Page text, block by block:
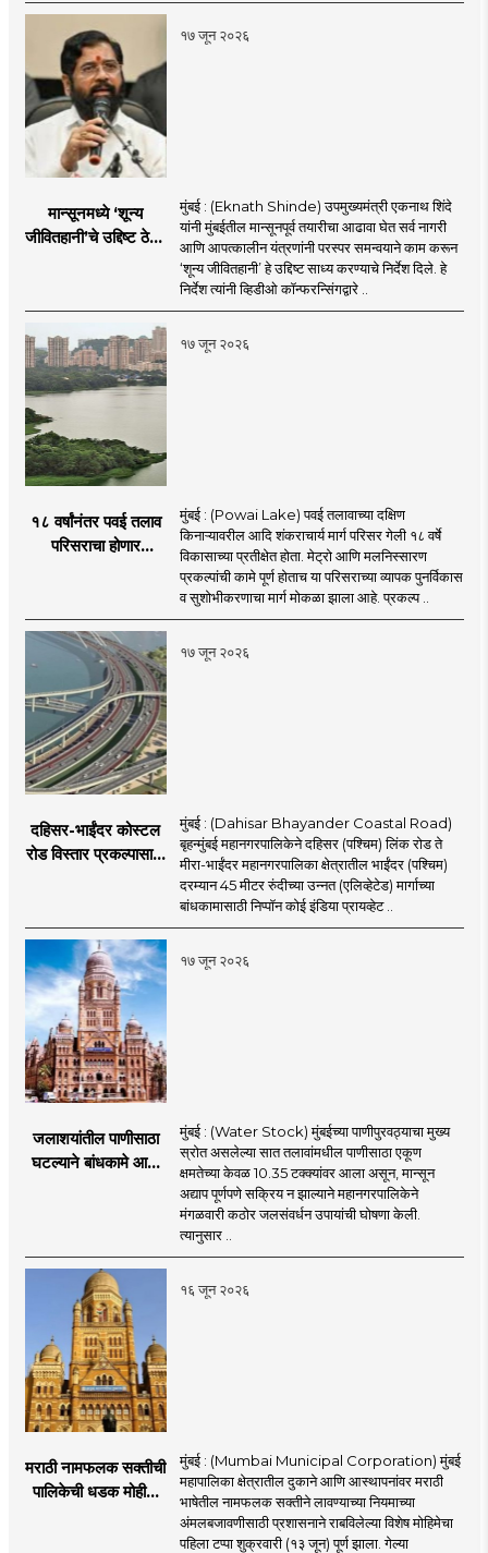
१७ जून २०२६
मान्सूनमध्ये ‘शून्य
जीवितहानी’चे उद्दिष्ट ठेवून
शिंदे
मुंबई : (Eknath Shinde) उपमुख्यमंत्री एकनाथ शिंदे
यांनी मुंबईतील मान्सूनपूर्व तयारीचा आढावा घेत सर्व नागरी
आणि आपत्कालीन यंत्रणांनी परस्पर समन्वयाने काम करून
‘शून्य जीवितहानी’ हे उद्दिष्ट साध्य करण्याचे निर्देश दिले. हे
निर्देश त्यांनी व्हिडीओ कॉन्फरन्सिंगद्वारे ..
१७ जून २०२६
१८ वर्षांनंतर पवई तलाव
परिसराचा होणार
सुरुवात;
मुंबई : (Powai Lake) पवई तलावाच्या दक्षिण
किनाऱ्यावरील आदि शंकराचार्य मार्ग परिसर गेली १८ वर्षे
विकासाच्या प्रतीक्षेत होता. मेट्रो आणि मलनिस्सारण
प्रकल्पांची कामे पूर्ण होताच या परिसराच्या व्यापक पुनर्विकास
व सुशोभीकरणाचा मार्ग मोकळा झाला आहे. प्रकल्प ..
१७ जून २०२६
दहिसर-भाईंदर कोस्टल
रोड विस्तार प्रकल्पासाठी
मंजुरीची प्रतीक्षा
मुंबई : (Dahisar Bhayander Coastal Road)
बृहन्मुंबई महानगरपालिकेने दहिसर (पश्चिम) लिंक रोड ते
मीरा-भाईंदर महानगरपालिका क्षेत्रातील भाईंदर (पश्चिम)
दरम्यान 45 मीटर रुंदीच्या उन्नत (एलिव्हेटेड) मार्गाच्या
बांधकामासाठी निप्पॉन कोई इंडिया प्रायव्हेट ..
१७ जून २०२६
जलाशयांतील पाणीसाठा
घटल्याने बांधकामे आणि
निर्बंध
मुंबई : (Water Stock) मुंबईच्या पाणीपुरवठ्याचा मुख्य
स्रोत असलेल्या सात तलावांमधील पाणीसाठा एकूण
क्षमतेच्या केवळ 10.35 टक्क्यांवर आला असून, मान्सून
अद्याप पूर्णपणे सक्रिय न झाल्याने महानगरपालिकेने
मंगळवारी कठोर जलसंवर्धन उपायांची घोषणा केली.
त्यानुसार ..
१६ जून २०२६
मराठी नामफलक सक्तीची
पालिकेची धडक मोहीम;
मुंबई : (Mumbai Municipal Corporation) मुंबई
महापालिका क्षेत्रातील दुकाने आणि आस्थापनांवर मराठी
भाषेतील नामफलक सक्तीने लावण्याच्या नियमाच्या
अंमलबजावणीसाठी प्रशासनाने राबविलेल्या विशेष मोहिमेचा
पहिला टप्पा शुक्रवारी (१३ जून) पूर्ण झाला. गेल्या